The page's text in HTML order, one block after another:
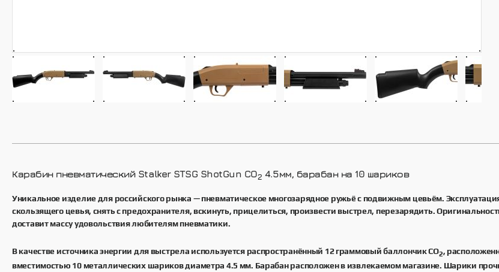
Карабин пневматический Stalker STSG ShotGun CO2 4.5мм, барабан на 10 шариков
Уникальное изделие для российского рынка — пневматическое многозарядное ружьё с подвижным цевьём.
скользящего цевья, снять с предохранителя, вскинуть, прицелиться, произвести выстрел, перезарядить.
доставит массу удовольствия любителям пневматики.
В качестве источника энергии для выстрела используется распространённый 12 граммовый баллончик CO2,
вместимостью 10 металлических шариков диаметра 4.5 мм. Барабан расположен в извлекаемом магазине. Шарики